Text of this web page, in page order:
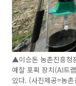
▲이승돈 농촌진흥청
예찰 포획 장치(AI트
있다. (사진제공=농촌